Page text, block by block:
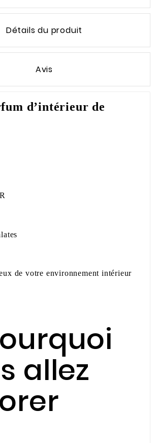
Détails du produit
Avis
d’intérieur de
de votre environnement intérieur
allez